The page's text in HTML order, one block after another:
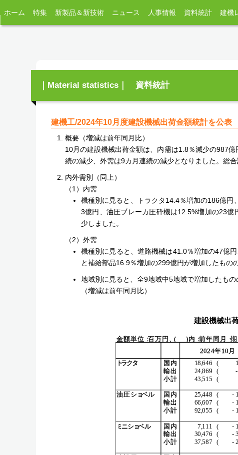
ホーム 特集 新製品＆新技術 ニュース 人事情報 資料統計 建機
｜Material statistics｜ 資料統計
建機工/2024年10月度建設機械出荷金額統計を公表
概要（増減は前年同月比）
10月の建設機械出荷金額は、内需は1.8％減少の987
続の減少、外需は9カ月連続の減少となりました。総
内外需別（同上）
（1）内需
機種別に見ると、トラクタ14.4％増加の186億
3億円、油圧ブレーカ圧砕機は12.5%増加の23
少しました。
（2）外需
機種別に見ると、道路機械は41.0％増加の47億
と補給部品16.9％増加の299億円が増加したもの
地域別に見ると、全9地域中5地域で増加したもの
（増減は前年同月比）
建設機械出